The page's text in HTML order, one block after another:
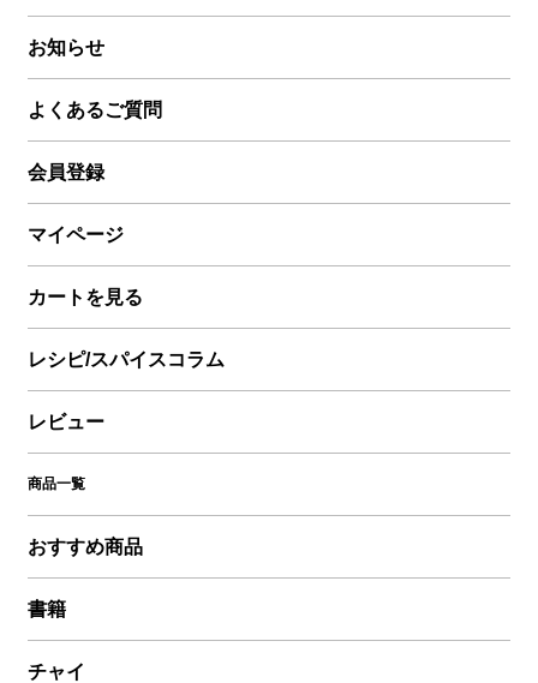
お知らせ
よくあるご質問
会員登録
マイページ
カートを見る
レシピ/スパイスコラム
レビュー
商品一覧
おすすめ商品
書籍
チャイ